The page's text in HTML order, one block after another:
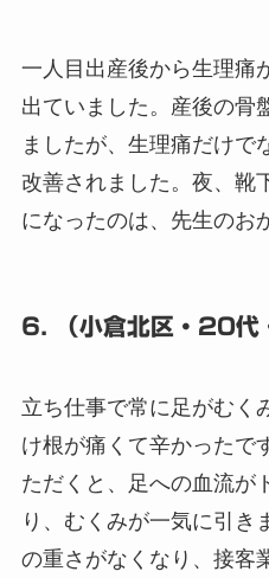
一人目出産後から生理痛
出ていました。産後の骨
ましたが、生理痛だけで
改善されました。夜、靴
になったのは、先生のお
6. （小倉北区・20代
立ち仕事で常に足がむく
け根が痛くて辛かったで
ただくと、足への血流が
り、むくみが一気に引き
の重さがなくなり、接客